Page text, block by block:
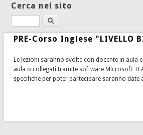
Cerca nel sito
Cerca
PRE-Corso Inglese "LIVELLO
Le lezioni saranno svolte con docente in aula
aula o collegati tramite software Microsoft
specifiche per poter partecipare saranno date